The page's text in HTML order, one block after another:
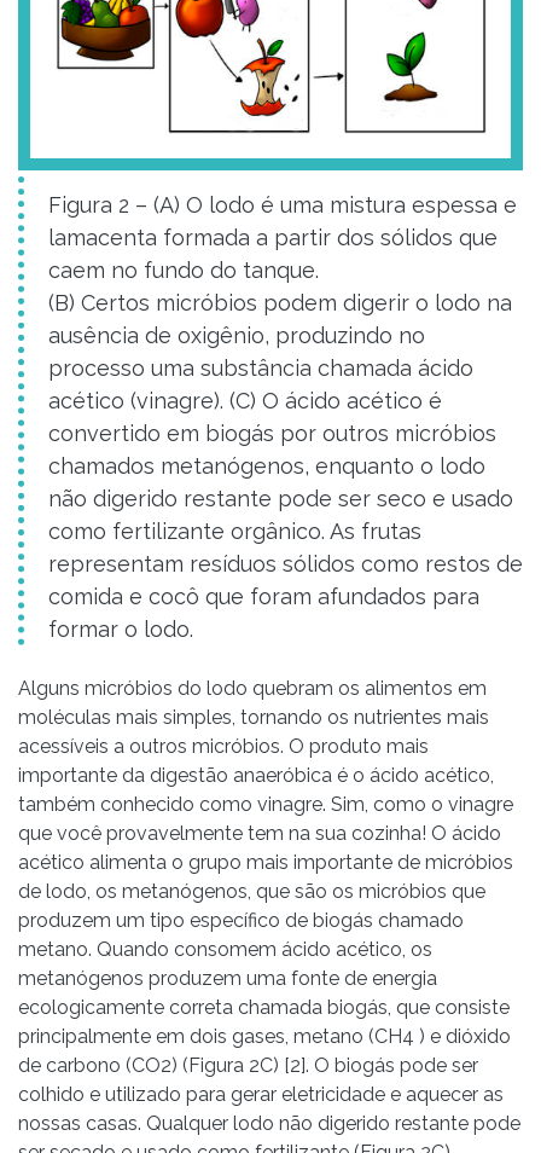
Figura 2 – (A) O lodo é uma mistura espessa e
lamacenta formada a partir dos sólidos que
caem no fundo do tanque.
(B) Certos micróbios podem digerir o lodo na
ausência de oxigênio, produzindo no
processo uma substância chamada ácido
acético (vinagre). (C) O ácido acético é
convertido em biogás por outros micróbios
chamados metanógenos, enquanto o lodo
não digerido restante pode ser seco e usado
como fertilizante orgânico. As frutas
representam resíduos sólidos como restos de
comida e cocô que foram afundados para
formar o lodo.
Alguns micróbios do lodo quebram os alimentos em
moléculas mais simples, tornando os nutrientes mais
acessíveis a outros micróbios. O produto mais
importante da digestão anaeróbica é o ácido acético,
também conhecido como vinagre. Sim, como o vinagre
que você provavelmente tem na sua cozinha! O ácido
acético alimenta o grupo mais importante de micróbios
de lodo, os metanógenos, que são os micróbios que
produzem um tipo específico de biogás chamado
metano. Quando consomem ácido acético, os
metanógenos produzem uma fonte de energia
ecologicamente correta chamada biogás, que consiste
principalmente em dois gases, metano (CH4 ) e dióxido
de carbono (CO2) (Figura 2C) [2]. O biogás pode ser
colhido e utilizado para gerar eletricidade e aquecer as
nossas casas. Qualquer lodo não digerido restante pode